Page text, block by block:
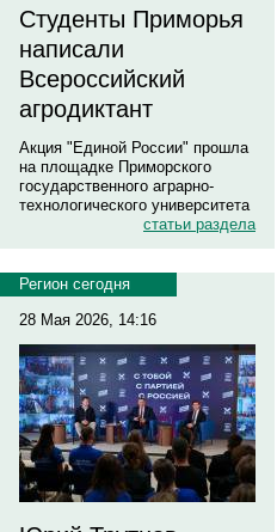
Студенты Приморья
написали
Всероссийский
агродиктант
Акция "Единой России" прошла
на площадке Приморского
государственного аграрно-
технологического университета
статьи раздела
Регион сегодня
28 Мая 2026, 14:16